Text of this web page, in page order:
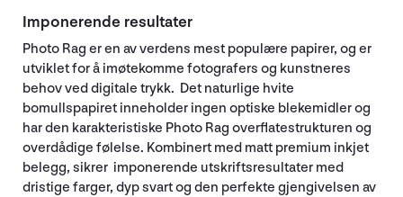
Imponerende resultater
Photo Rag er en av verdens mest populære papirer, og er
utviklet for å imøtekomme fotografers og kunstneres
behov ved digitale trykk. Det naturlige hvite
bomullspapiret inneholder ingen optiske blekemidler og
har den karakteristiske Photo Rag overflatestrukturen og
overdådige følelse. Kombinert med matt premium inkjet
belegg, sikrer imponerende utskriftsresultater med
dristige farger, dyp svart og den perfekte gjengivelsen av